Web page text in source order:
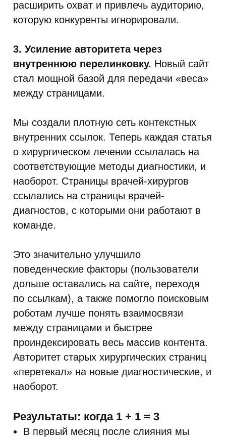
расширить охват и привлечь аудиторию,
которую конкуренты игнорировали.
3. Усиление авторитета через
внутреннюю перелинковку. Новый сайт
стал мощной базой для передачи «веса»
между страницами.
Мы создали плотную сеть контекстных
внутренних ссылок. Теперь каждая статья
о хирургическом лечении ссылалась на
соответствующие методы диагностики, и
наоборот. Страницы врачей-хирургов
ссылались на страницы врачей-
диагностов, с которыми они работают в
команде.
Это значительно улучшило
поведенческие факторы (пользователи
дольше оставались на сайте, переходя
по ссылкам), а также помогло поисковым
роботам лучше понять взаимосвязи
между страницами и быстрее
проиндексировать весь массив контента.
Авторитет старых хирургических страниц
«перетекал» на новые диагностические, и
наоборот.
Результаты: когда 1 + 1 = 3
В первый месяц после слияния мы